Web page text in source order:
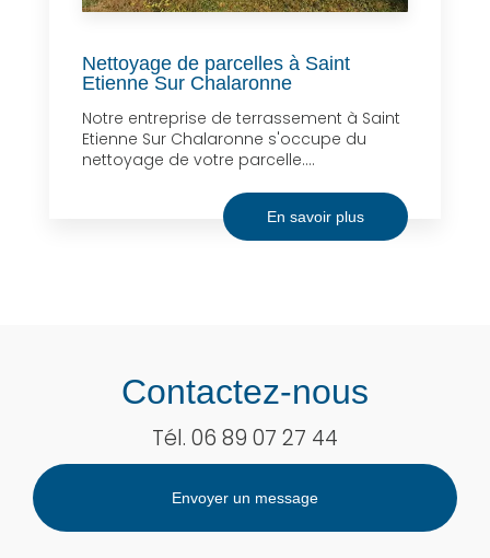
Nettoyage de parcelles à Saint
Etienne Sur Chalaronne
Notre entreprise de terrassement à Saint
Etienne Sur Chalaronne s'occupe du
nettoyage de votre parcelle....
En savoir plus
Contactez-nous
Tél. 06 89 07 27 44
Envoyer un message